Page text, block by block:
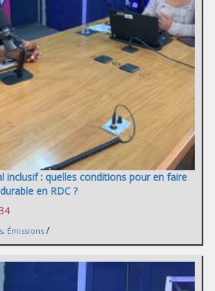
inclusif : quelles conditions pour en faire
en RDC ?
, Émissions /